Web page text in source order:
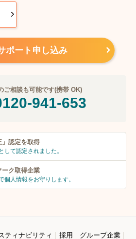
ポート申し込み
ご相談も可能です(携帯 OK)
941-653
認定を取得
として認定されました。
ーク取得企業
個人情報をお守りします。
ティナビリティ 採用 グループ企業